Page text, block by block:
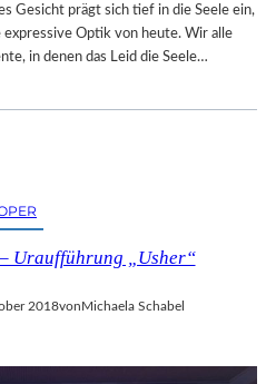
Gesicht prägt sich tief in die Seele ein,
expressive Optik von heute. Wir alle
in denen das Leid die Seele…
Uraufführung „Usher“
2018vonMichaela Schabel